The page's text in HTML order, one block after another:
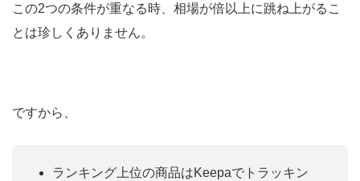
この2つの条件が重なる時、相場が倍以上に跳ね上がるこ
とは珍しくありません。
ですから、
ランキング上位の商品はKeepaでトラッキン